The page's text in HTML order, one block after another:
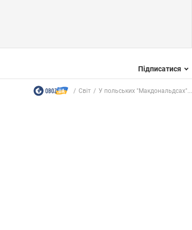
Підписатися
Світ У польських "Макдональдсах"...